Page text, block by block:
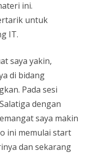
ini.
untuk
IT.
saya yakin,
di bidang
Pada sesi
dengan
saya makin
ini memulai start
dan sekarang